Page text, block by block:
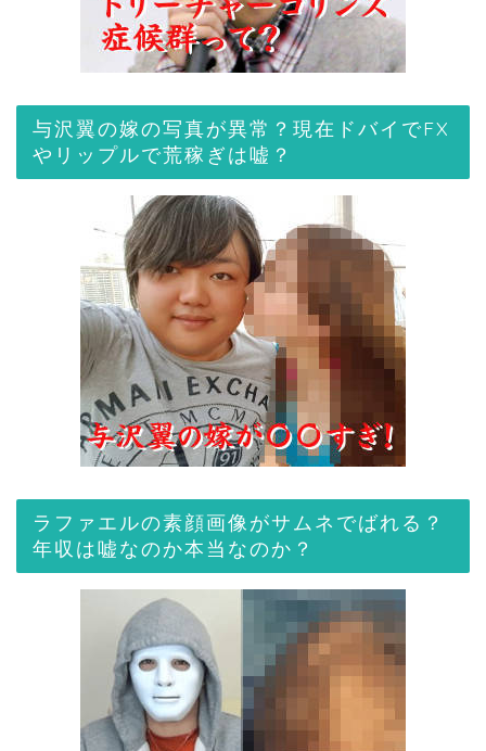
与沢翼の嫁の写真が異常？現在ドバイでFX
やリップルで荒稼ぎは嘘？
ラファエルの素顔画像がサムネでばれる？
年収は嘘なのか本当なのか？